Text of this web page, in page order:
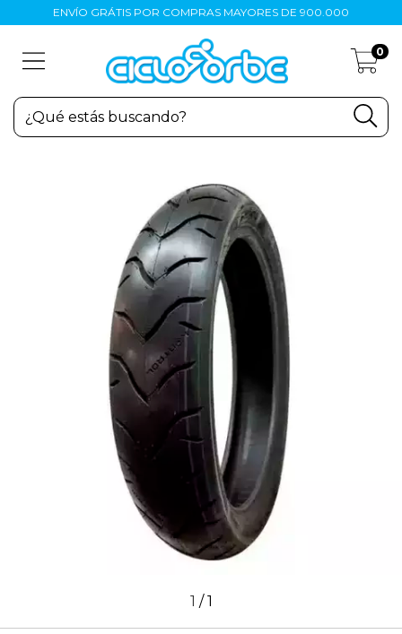
ENVÍO GRÁTIS POR COMPRAS MAYORES DE 900.000
0
1 /1